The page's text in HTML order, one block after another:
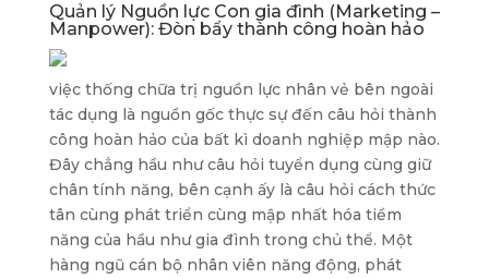
Quản lý Nguồn lực Con gia đình (Marketing –
Manpower): Đòn bẩy thành công hoàn hảo
việc thống chữa trị nguồn lực nhân vẻ bên ngoài
tác dụng là nguồn gốc thực sự đến câu hỏi thành
công hoàn hảo của bất kì doanh nghiệp mập nào.
Đây chẳng hầu như câu hỏi tuyển dụng cùng giữ
chân tính năng, bên cạnh ấy là câu hỏi cách thức
tân cùng phát triển cùng mập nhất hóa tiềm
năng của hầu như gia đình trong chủ thể. Một
hàng ngũ cán bộ nhân viên năng động, phát